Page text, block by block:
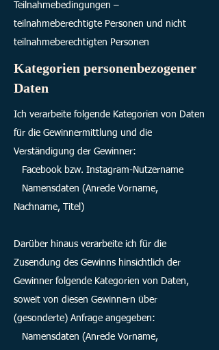
Teilnahmebedingungen –
teilnahmeberechtigte Personen und nicht
teilnahmeberechtigten Personen
Kategorien personenbezogener
Daten
Ich verarbeite folgende Kategorien von Daten
für die Gewinnermittlung und die
Verständigung der Gewinner:
Facebook bzw. Instagram-Nutzername
Namensdaten (Anrede Vorname,
Nachname, Titel)
Darüber hinaus verarbeite ich für die
Zusendung des Gewinns hinsichtlich der
Gewinner folgende Kategorien von Daten,
soweit von diesen Gewinnern über
(gesonderte) Anfrage angegeben:
Namensdaten (Anrede Vorname,